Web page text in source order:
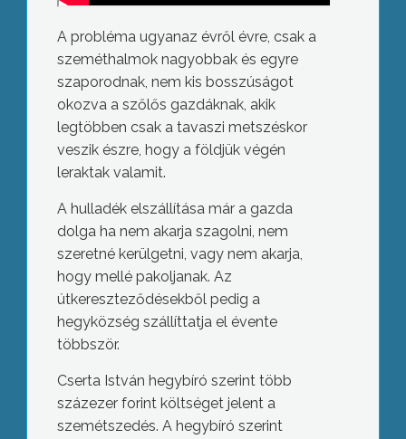
A probléma ugyanaz évről évre, csak a
szeméthalmok nagyobbak és egyre
szaporodnak, nem kis bosszúságot
okozva a szőlős gazdáknak, akik
legtöbben csak a tavaszi metszéskor
veszik észre, hogy a földjük végén
leraktak valamit.
A hulladék elszállítása már a gazda
dolga ha nem akarja szagolni, nem
szeretné kerülgetni, vagy nem akarja,
hogy mellé pakoljanak. Az
útkereszteződésekből pedig a
hegyközség szállíttatja el évente
többször.
Cserta István hegybíró szerint több
százezer forint költséget jelent a
szemétszedés. A hegybíró szerint